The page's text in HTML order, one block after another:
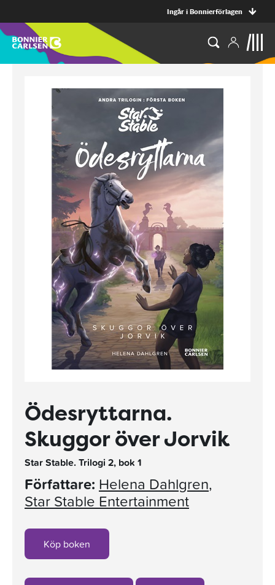
Ingår i Bonnierförlagen
Ödesryttarna.
Skuggor över Jorvik
Star Stable. Trilogi 2, bok 1
Författare: Helena Dahlgren,
Star Stable Entertainment
Köp boken